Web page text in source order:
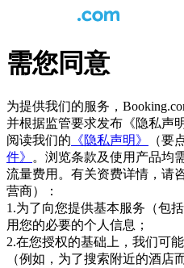
需您同意
为提供我们的服务，
并根据监管要求发布《隐私声
阅读我们的 《隐私声明》 （要
件》
。浏览条款及使用产品均
流量费用。有关资费详情，请
营商）：
1.为了向您提供基本服务（包
用您的必要的个人信息；
2.在您授权的基础上，我们可
（例如，为了搜索附近的酒店